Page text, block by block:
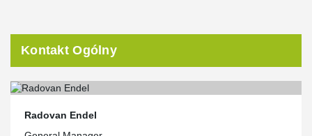
Kontakt Ogólny
Radovan Endel